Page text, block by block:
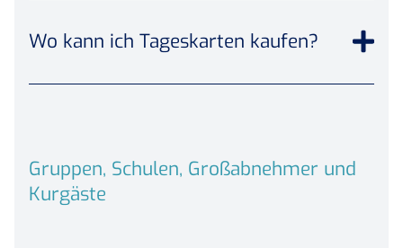
Wo kann ich Tageskarten kaufen?
Gruppen, Schulen, Großabnehmer und
Kurgäste